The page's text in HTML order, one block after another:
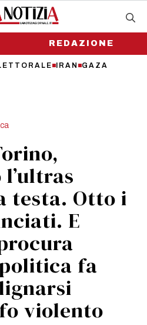
IRAN GAZA
REDAZIONE
testa. Otto i
E
fa
violento